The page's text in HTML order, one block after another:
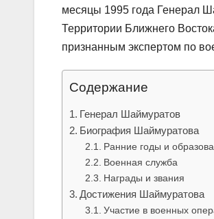
месяцы 1995 года Генерал
Территории Ближнего
признанным экспертом по
Содержание
Генерал Шаймуратов
Биография Шаймуратова
Ранние годы и
Военная служба
Награды и звания
Достижения Шаймуратова
Участие в военных